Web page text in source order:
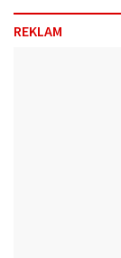
REKLAM